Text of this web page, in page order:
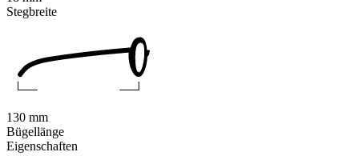
Eigenschaften
Stegbreite
130 mm
Bügellänge